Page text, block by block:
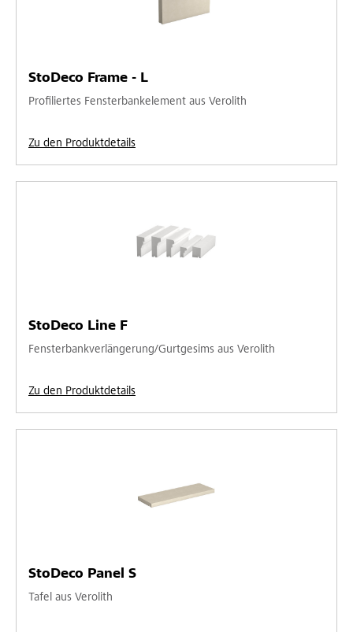
StoDeco Frame - L
Profiliertes Fensterbankelement aus Verolith
Zu den Produktdetails
StoDeco Line F
Fensterbankverlängerung/Gurtgesims aus Verolith
Zu den Produktdetails
StoDeco Panel S
Tafel aus Verolith